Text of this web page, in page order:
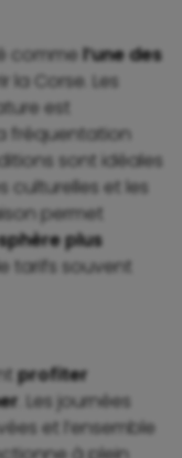
comme l’une des
Corse. Les
est
fréquentation
sont idéales
culturelles et les
permet
plus
tarifs souvent
profiter
. Les journées
et l’ensemble